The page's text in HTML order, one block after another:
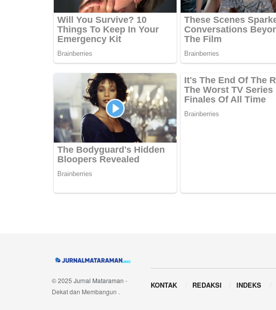
© 2025 Jurnal Mataraman -
Dekat dan Membangun .
KONTAK REDAKSI INDEKS